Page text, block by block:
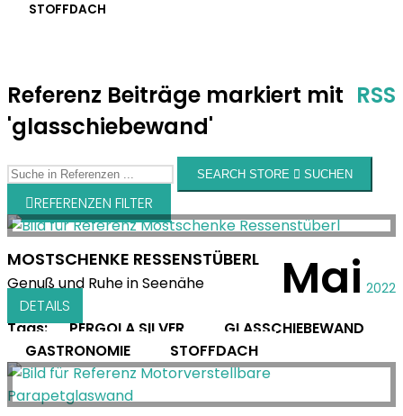
STOFFDACH
RSS
Referenz Beiträge markiert mit
'glasschiebewand'
SEARCH STORE SUCHEN
REFERENZEN FILTER
MOSTSCHENKE RESSENSTÜBERL Mai 2022
Genuß und Ruhe in Seenähe
DETAILS
Tags:
PERGOLA SILVER
GLASSCHIEBEWAND
GASTRONOMIE
STOFFDACH